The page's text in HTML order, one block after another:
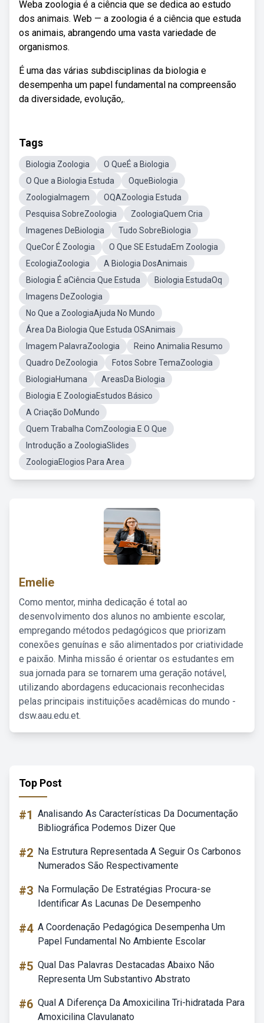
Weba zoologia é a ciência que se dedica ao estudo
dos animais. Web — a zoologia é a ciência que estuda
os animais, abrangendo uma vasta variedade de
organismos.
É uma das várias subdisciplinas da biologia e
desempenha um papel fundamental na compreensão
da diversidade, evolução,.
Tags
Biologia Zoologia
O QueÉ a Biologia
O Que a Biologia Estuda
OqueBiologia
ZoologiaImagem
OQAZoologia Estuda
Pesquisa SobreZoologia
ZoologiaQuem Cria
Imagenes DeBiologia
Tudo SobreBiologia
QueCor É Zoologia
O Que SE EstudaEm Zoologia
EcologiaZoologia
A Biologia DosAnimais
Biologia É aCiência Que Estuda
Biologia EstudaOq
Imagens DeZoologia
No Que a ZoologiaAjuda No Mundo
Área Da Biologia Que Estuda OSAnimais
Imagem PalavraZoologia
Reino Animalia Resumo
Quadro DeZoologia
Fotos Sobre TemaZoologia
BiologiaHumana
AreasDa Biologia
Biologia E ZoologiaEstudos Básico
A Criação DoMundo
Quem Trabalha ComZoologia E O Que
Introdução a ZoologiaSlides
ZoologiaElogios Para Area
Emelie
Como mentor, minha dedicação é total ao
desenvolvimento dos alunos no ambiente escolar,
empregando métodos pedagógicos que priorizam
conexões genuínas e são alimentados por criatividade
e paixão. Minha missão é orientar os estudantes em
sua jornada para se tornarem uma geração notável,
utilizando abordagens educacionais reconhecidas
pelas principais instituições acadêmicas do mundo -
dsw.aau.edu.et.
Top Post
#1 Analisando As Características Da Documentação
Bibliográfica Podemos Dizer Que
#2 Na Estrutura Representada A Seguir Os Carbonos
Numerados São Respectivamente
#3 Na Formulação De Estratégias Procura-se
Identificar As Lacunas De Desempenho
#4 A Coordenação Pedagógica Desempenha Um
Papel Fundamental No Ambiente Escolar
#5 Qual Das Palavras Destacadas Abaixo Não
Representa Um Substantivo Abstrato
#6 Qual A Diferença Da Amoxicilina Tri-hidratada Para
Amoxicilina Clavulanato